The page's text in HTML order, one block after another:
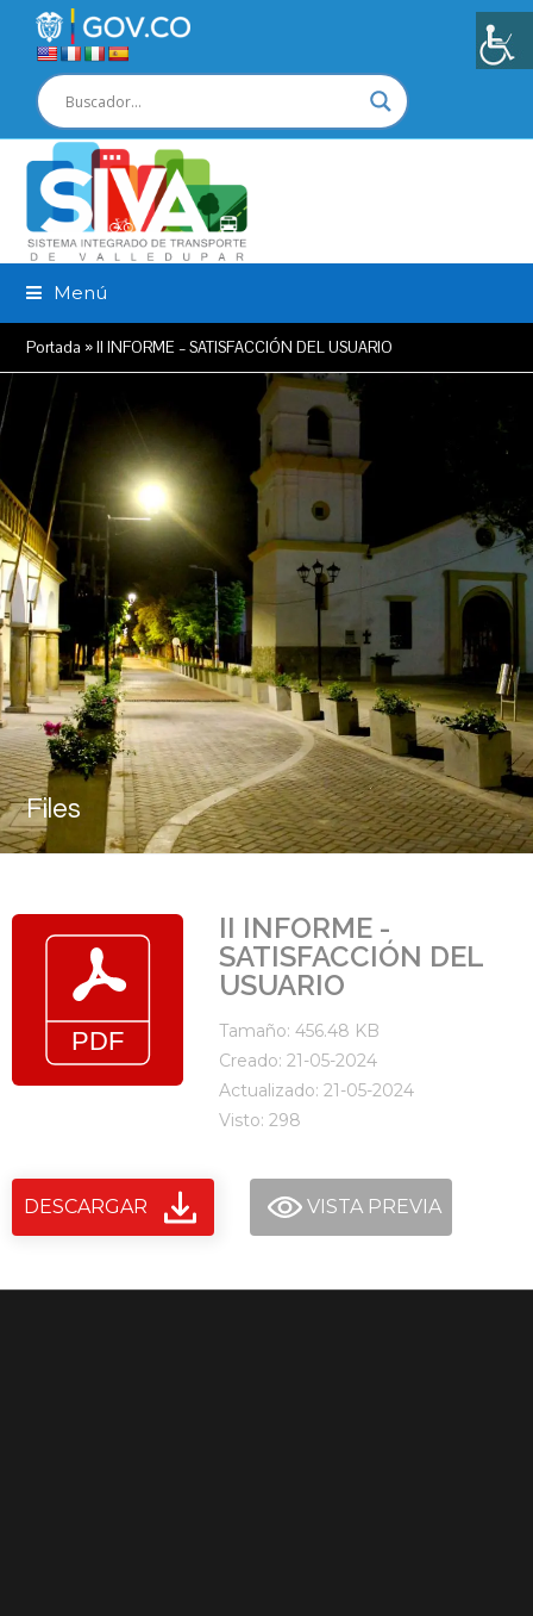
Menú
Portada »II INFORME – SATISFACCIÓN DEL USUARIO
Files
II INFORME -
SATISFACCIÓN DEL
USUARIO
Tamaño: 456.48 KB
Creado: 21-05-2024
Actualizado: 21-05-2024
Visto: 298
DESCARGAR VISTA PREVIA